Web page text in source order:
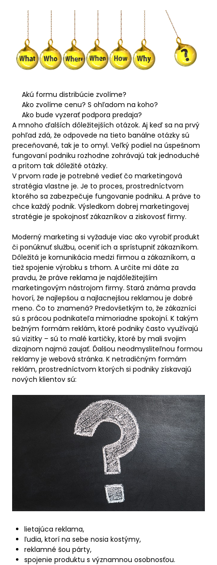
Akú formu distribúcie zvolíme?
Ako zvolíme cenu? S ohľadom na koho?
Ako bude vyzerať podpora predaja?
A mnoho ďalších dôležitejších otázok. Aj keď sa na prvý
pohľad zdá, že odpovede na tieto banálne otázky sú
preceňované, tak je to omyl. Veľký podiel na úspešnom
fungovaní podniku rozhodne zohrávajú tak jednoduché
a pritom tak dôležité otázky.
V prvom rade je potrebné vedieť čo marketingová
stratégia vlastne je. Je to proces, prostredníctvom
ktorého sa zabezpečuje fungovanie podniku. A práve to
chce každý podnik. Výsledkom dobrej marketingovej
stratégie je spokojnosť zákazníkov a ziskovosť firmy.
Moderný marketing si vyžaduje viac ako vyrobiť produkt
či ponúknuť službu, oceniť ich a sprístupniť zákazníkom.
Dôležitá je komunikácia medzi firmou a zákazníkom, a
tiež spojenie výrobku s trhom. A určite mi dáte za
pravdu, že práve reklama je najdôležitejším
marketingovým nástrojom firmy. Stará známa pravda
hovorí, že najlepšou a najlacnejšou reklamou je dobré
meno. Čo to znamená? Predovšetkým to, že zákazníci
sú s prácou podnikateľa mimoriadne spokojní. K takým
bežným formám reklám, ktoré podniky často využívajú
sú vizitky – sú to malé kartičky, ktoré by mali svojim
dizajnom najmä zaujať. Ďalšou neodmysliteľnou formou
reklamy je webová stránka. K netradičným formám
reklám, prostredníctvom ktorých si podniky získavajú
nových klientov sú:
lietajúca reklama,
ľudia, ktorí na sebe nosia kostýmy,
reklamné šou párty,
spojenie produktu s významnou osobnosťou.